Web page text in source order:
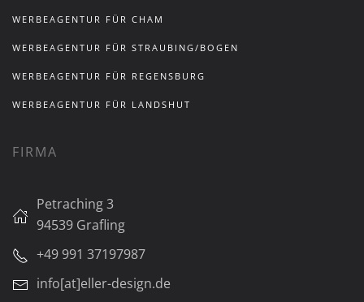
WERBEAGENTUR FÜR CHAM
WERBEAGENTUR FÜR STRAUBING/BOGEN
WERBEAGENTUR FÜR REGENSBURG
WERBEAGENTUR FÜR LANDSHUT
FIRMA
Petraching 3
94539 Grafling
+49 991 37197987
info[at]eller-design.de